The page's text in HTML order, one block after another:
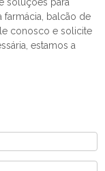
balcão de
conosco e solicite
estamos a